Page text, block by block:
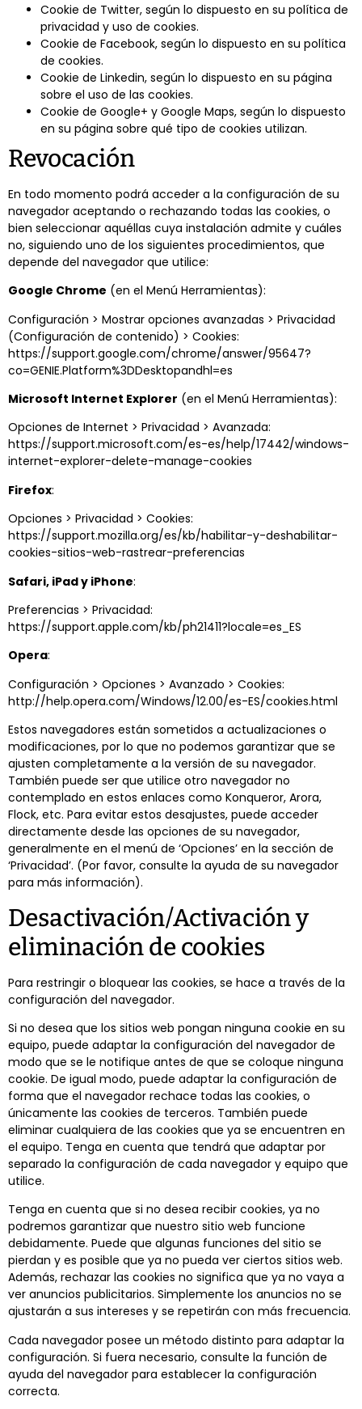
Cookie de Twitter, según lo dispuesto en su política de
privacidad y uso de cookies.
Cookie de Facebook, según lo dispuesto en su política
de cookies.
Cookie de Linkedin, según lo dispuesto en su página
sobre el uso de las cookies.
Cookie de Google+ y Google Maps, según lo dispuesto
en su página sobre qué tipo de cookies utilizan.
Revocación
En todo momento podrá acceder a la configuración de su
navegador aceptando o rechazando todas las cookies, o
bien seleccionar aquéllas cuya instalación admite y cuáles
no, siguiendo uno de los siguientes procedimientos, que
depende del navegador que utilice:
Google Chrome (en el Menú Herramientas):
Configuración > Mostrar opciones avanzadas > Privacidad
(Configuración de contenido) > Cookies:
https://support.google.com/chrome/answer/95647?
co=GENIE.Platform%3DDesktopandhl=es
Microsoft Internet Explorer (en el Menú Herramientas):
Opciones de Internet > Privacidad > Avanzada:
https://support.microsoft.com/es-es/help/17442/windows-
internet-explorer-delete-manage-cookies
Firefox:
Opciones > Privacidad > Cookies:
https://support.mozilla.org/es/kb/habilitar-y-deshabilitar-
cookies-sitios-web-rastrear-preferencias
Safari, iPad y iPhone:
Preferencias > Privacidad:
https://support.apple.com/kb/ph21411?locale=es_ES
Opera:
Configuración > Opciones > Avanzado > Cookies:
http://help.opera.com/Windows/12.00/es-ES/cookies.html
Estos navegadores están sometidos a actualizaciones o
modificaciones, por lo que no podemos garantizar que se
ajusten completamente a la versión de su navegador.
También puede ser que utilice otro navegador no
contemplado en estos enlaces como Konqueror, Arora,
Flock, etc. Para evitar estos desajustes, puede acceder
directamente desde las opciones de su navegador,
generalmente en el menú de ‘Opciones’ en la sección de
‘Privacidad’. (Por favor, consulte la ayuda de su navegador
para más información).
Desactivación/Activación y
eliminación de cookies
Para restringir o bloquear las cookies, se hace a través de la
configuración del navegador.
Si no desea que los sitios web pongan ninguna cookie en su
equipo, puede adaptar la configuración del navegador de
modo que se le notifique antes de que se coloque ninguna
cookie. De igual modo, puede adaptar la configuración de
forma que el navegador rechace todas las cookies, o
únicamente las cookies de terceros. También puede
eliminar cualquiera de las cookies que ya se encuentren en
el equipo. Tenga en cuenta que tendrá que adaptar por
separado la configuración de cada navegador y equipo que
utilice.
Tenga en cuenta que si no desea recibir cookies, ya no
podremos garantizar que nuestro sitio web funcione
debidamente. Puede que algunas funciones del sitio se
pierdan y es posible que ya no pueda ver ciertos sitios web.
Además, rechazar las cookies no significa que ya no vaya a
ver anuncios publicitarios. Simplemente los anuncios no se
ajustarán a sus intereses y se repetirán con más frecuencia.
Cada navegador posee un método distinto para adaptar la
configuración. Si fuera necesario, consulte la función de
ayuda del navegador para establecer la configuración
correcta.